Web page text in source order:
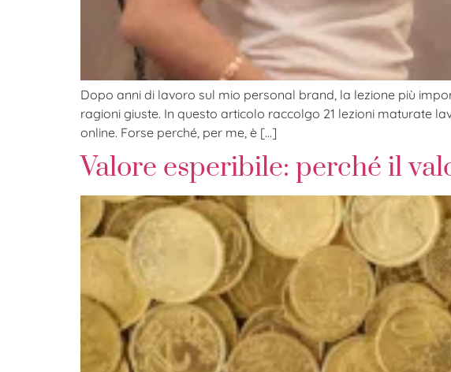
Dopo anni di lavoro sul mio personal brand, la lezione più
ragioni giuste. In questo articolo raccolgo 21 lezioni maturate
online. Forse perché, per me, è […]
Valore esperibile: perché il